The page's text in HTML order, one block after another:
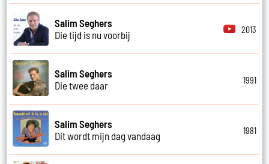
Salim Seghers
Die tijd is nu voorbij
2013
Salim Seghers
Die twee daar
1991
Salim Seghers
Dit wordt mijn dag vandaag
1981